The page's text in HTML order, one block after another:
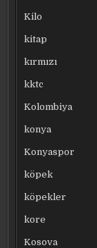
Kilo
kitap
kırmızı
kktc
Kolombiya
konya
Konyaspor
köpek
köpekler
kore
Kosova